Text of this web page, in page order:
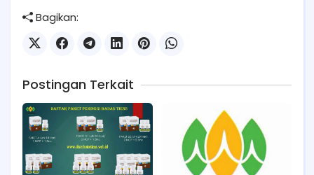
Bagikan:
Postingan Terkait